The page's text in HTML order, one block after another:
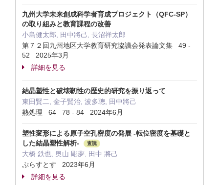
九州大学未来創成科学者育成プロジェクト（QFC-SP）
の取り組みと教育課程の改善
小島健太郎, 田中將己, 長沼祥太郎
第７２回九州地区大学教育研究協議会発表論文集 49 -
52 2025年3月
詳細を見る
結晶塑性と破壊靭性の歴史的研究を振り返って
東田賢二, 金子賢治, 波多聰, 田中將己
熱処理 64 78 - 84 2024年6月
塑性変形による原子空孔密度の発展 -転位密度を基礎と
した結晶塑性解析-
査読
大橋 鉄也, 奥山 彫夢, 田中 將己
ぷらすとす 2023年6月
詳細を見る